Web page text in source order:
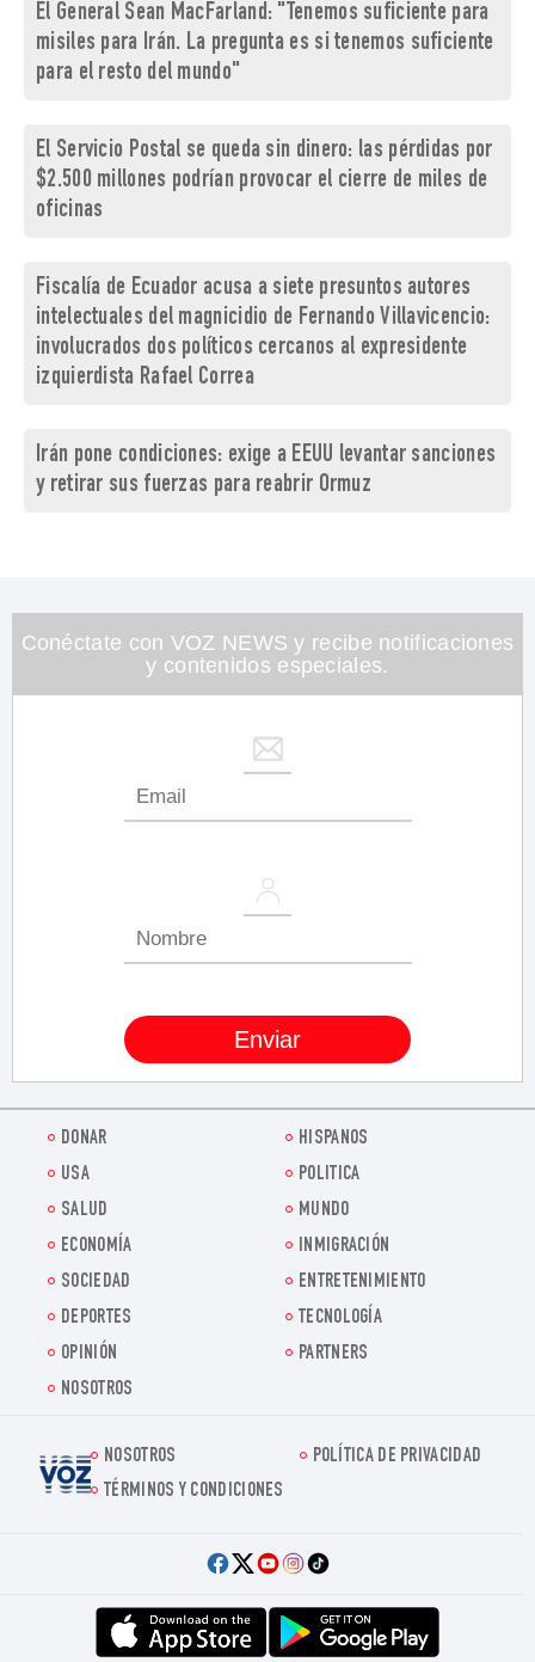
El General Sean MacFarland: "Tenemos suficiente para
misiles para Irán. La pregunta es si tenemos suficiente
para el resto del mundo"
El Servicio Postal se queda sin dinero: las pérdidas por
$2.500 millones podrían provocar el cierre de miles de
oficinas
Fiscalía de Ecuador acusa a siete presuntos autores
intelectuales del magnicidio de Fernando Villavicencio:
involucrados dos políticos cercanos al expresidente
izquierdista Rafael Correa
Irán pone condiciones: exige a EEUU levantar sanciones
y retirar sus fuerzas para reabrir Ormuz
Conéctate con VOZ NEWS y recibe notificaciones
y contenidos especiales.
DONAR
HISPANOS
USA
POLITICA
SALUD
MUNDO
ECONOMÍA
INMIGRACIÓN
SOCIEDAD
ENTRETENIMIENTO
DEPORTES
TECNOLOGÍA
OPINIÓN
PARTNERS
NOSOTROS
Voz.us
NOSOTROS
POLÍTICA DE PRIVACIDAD
TÉRMINOS Y CONDICIONES